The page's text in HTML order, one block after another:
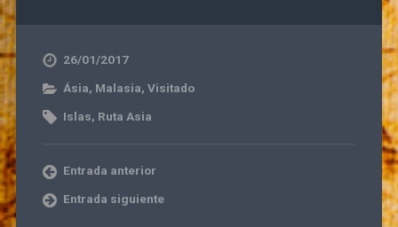
26/01/2017
Ásia, Malasia, Visitado
Islas, Ruta Asia
Entrada anterior
Entrada siguiente